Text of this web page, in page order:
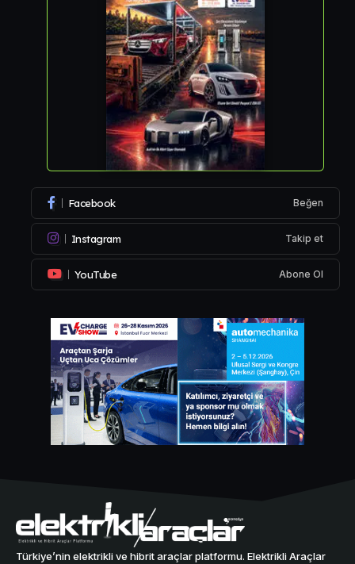
Facebook Beğen
Instagram Takip et
YouTube Abone Ol
Türkiye’nin elektrikli ve hibrit araçlar platformu. Elektrikli Araçlar